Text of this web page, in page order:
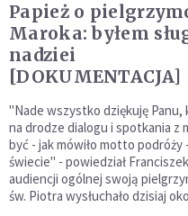
Papież o
Maroka: byłem
nadziei
[DOKUMENTACJA]
"Nade wszystko dziękuję
na drodze dialogu i spotkania z
być - jak mówiło motto podróży
świecie" - powiedział
audiencji ogólnej swoją
św. Piotra wysłuchało dzisiaj